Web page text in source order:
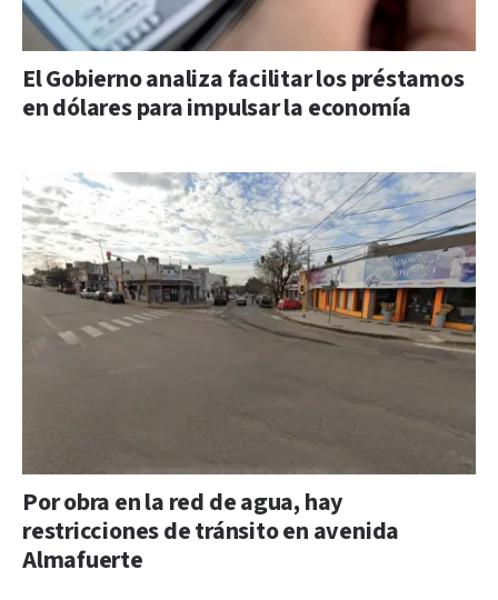
El Gobierno analiza facilitar los préstamos
en dólares para impulsar la economía
Por obra en la red de agua, hay
restricciones de tránsito en avenida
Almafuerte